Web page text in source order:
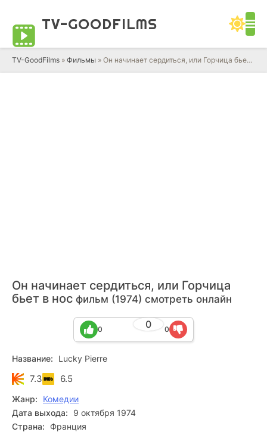
TV-GOODFILMS
TV-GoodFilms » Фильмы » Он начинает сердиться, или Горчица бьет в нос
Он начинает сердиться, или Горчица
бьет в нос фильм (1974) смотреть онлайн
0
0 0
Название: Lucky Pierre
7.3 6.5
Жанр:
Комедии
Дата выхода:
9 октября 1974
Страна:
Франция